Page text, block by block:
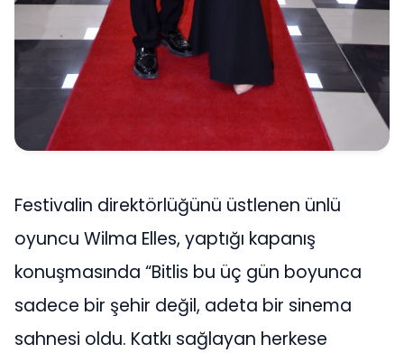
Festivalin direktörlüğünü üstlenen ünlü
oyuncu Wilma Elles, yaptığı kapanış
konuşmasında “Bitlis bu üç gün boyunca
sadece bir şehir değil, adeta bir sinema
sahnesi oldu. Katkı sağlayan herkese